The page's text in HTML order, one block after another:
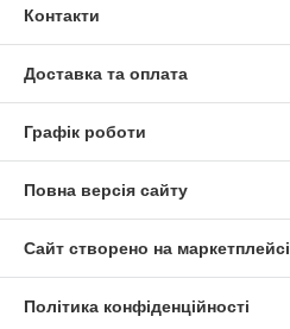
Контакти
Доставка та оплата
Графік роботи
Повна версія сайту
Сайт створено на маркетплейсі
Політика конфіденційності